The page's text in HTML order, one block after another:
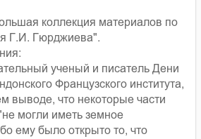
коллекция материалов по
Г.И. Гюрджиева".
ученый и писатель Дени
Французского института,
выводе, что некоторые части
могли иметь земное
ему было открыто то, что